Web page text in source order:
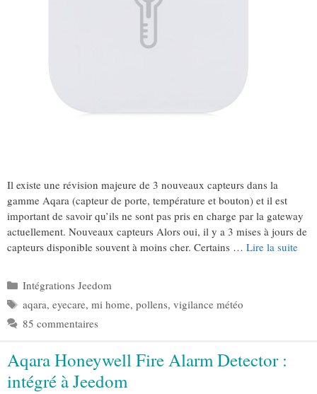
Il existe une révision majeure de 3 nouveaux capteurs dans la
gamme Aqara (capteur de porte, température et bouton) et il est
important de savoir qu’ils ne sont pas pris en charge par la gateway
actuellement. Nouveaux capteurs Alors oui, il y a 3 mises à jours de
capteurs disponible souvent à moins cher. Certains … Lire la suite
Catégories
Intégrations Jeedom
Étiquettes
aqara, eyecare, mi home, pollens, vigilance météo
85 commentaires
Aqara Honeywell Fire Alarm Detector :
intégré à Jeedom